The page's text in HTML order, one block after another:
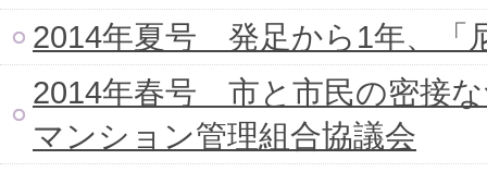
2014年夏号 発足から1年、「
2014年春号 市と市民の密接
マンション管理組合協議会